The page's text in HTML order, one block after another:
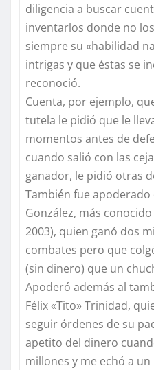
diligencia a buscar
inventarlos donde no
siempre su «habilidad
intrigas y que éstas se
reconoció.
Cuenta, por ejemplo,
tutela le pidió que le
momentos antes de
cuando salió con las
ganador, le pidió otras
También fue
González, más
2003), quien ganó dos
combates pero que
(sin dinero) que un
Apoderó además al
Félix «Tito» Trinidad,
seguir órdenes de su
apetito del dinero
millones y me echó a un